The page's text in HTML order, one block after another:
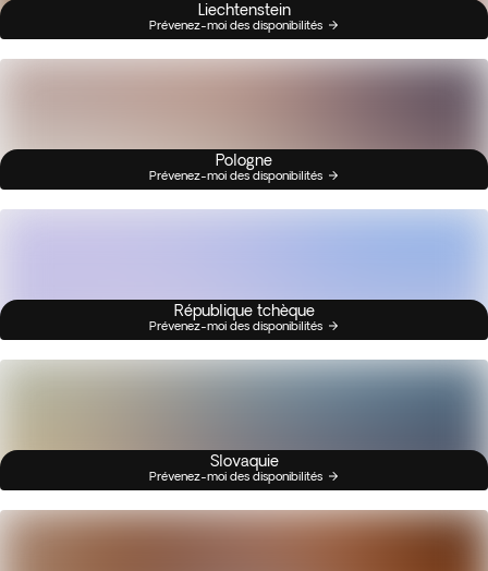
Liechtenstein
Prévenez-moi des disponibilités
Pologne
Prévenez-moi des disponibilités
République tchèque
Prévenez-moi des disponibilités
Slovaquie
Prévenez-moi des disponibilités